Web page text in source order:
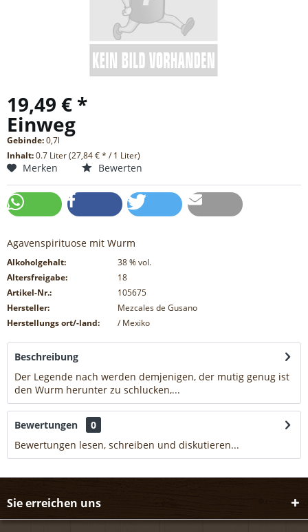
19,49 € *
Einweg
Gebinde:0,7l
Inhalt:0.7 Liter (27,84 € * / 1 Liter)
Merken Bewerten
Agavenspirituose mit Wurm
Alkoholgehalt: 38% vol.
Altersfreigabe:
18
Artikel-Nr.:
105675
Hersteller:
Mezcales de Gusano
Herstellungs ort/-land:
/ Mexiko
Beschreibung
Der Legende nach werden demjenigen, der mutig genug ist
den Wurm herunter zu schlucken,...
Bewertungen
0
Bewertungen lesen, schreiben und diskutieren...
Sie erreichen uns